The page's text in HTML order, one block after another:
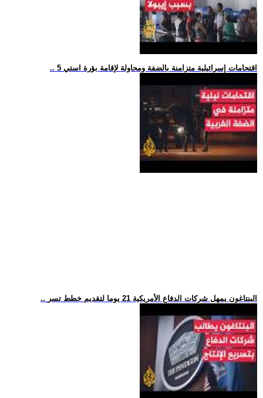
.. 5 اقتحامات إسرائيلية متزامنة بالضفة ومحاولة لإقامة بؤرة استي
.. البنتاغون يمهل شركات الدفاع الأمريكية 21 يوما لتقديم خطط تسر